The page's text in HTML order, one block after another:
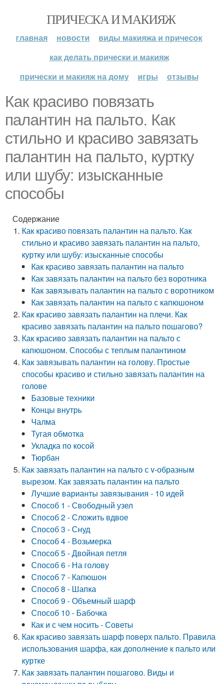
ПРИЧЕСКА И МАКИЯЖ
главная новости
виды макияжа и причесок
как делать прически и макияж
прически и макияж на дому
игры отзывы
Как красиво повязать
палантин на пальто. Как
стильно и красиво завязать
палантин на пальто, куртку
или шубу: изысканные
способы
Содержание
Как красиво повязать палантин на пальто. Как
стильно и красиво завязать палантин на пальто,
куртку или шубу: изысканные способы
Как красиво завязать палантин на пальто
Как завязать палантин на пальто без воротника
Как завязывать палантин на пальто с воротником
Как завязать палантин на пальто с капюшоном
Как красиво завязать палантин на плечи. Как
красиво завязать палантин на пальто пошагово?
Как красиво завязать палантин на пальто с
капюшоном. Способы с теплым палантином
Как завязывать палантин на голову. Простые
способы красиво и стильно завязать палантин на
голове
Базовые техники
Концы внутрь
Чалма
Тугая обмотка
Укладка по косой
Тюрбан
Как завязать палантин на пальто с v-образным
вырезом. Как завязать палантин на пальто
Лучшие варианты завязывания - 10 идей
Способ 1 - Свободный узел
Способ 2 - Сложить вдвое
Способ 3 - Снуд
Способ 4 - Возьмерка
Способ 5 - Двойная петля
Способ 6 - На голову
Способ 7 - Капюшон
Способ 8 - Шапка
Способ 9 - Объемный шарф
Способ 10 - Бабочка
Как и с чем носить - Советы
Как красиво завязать шарф поверх пальто. Правила
использования шарфа, как дополнение к пальто или
куртке
Как завязать палантин пошагово. Виды и